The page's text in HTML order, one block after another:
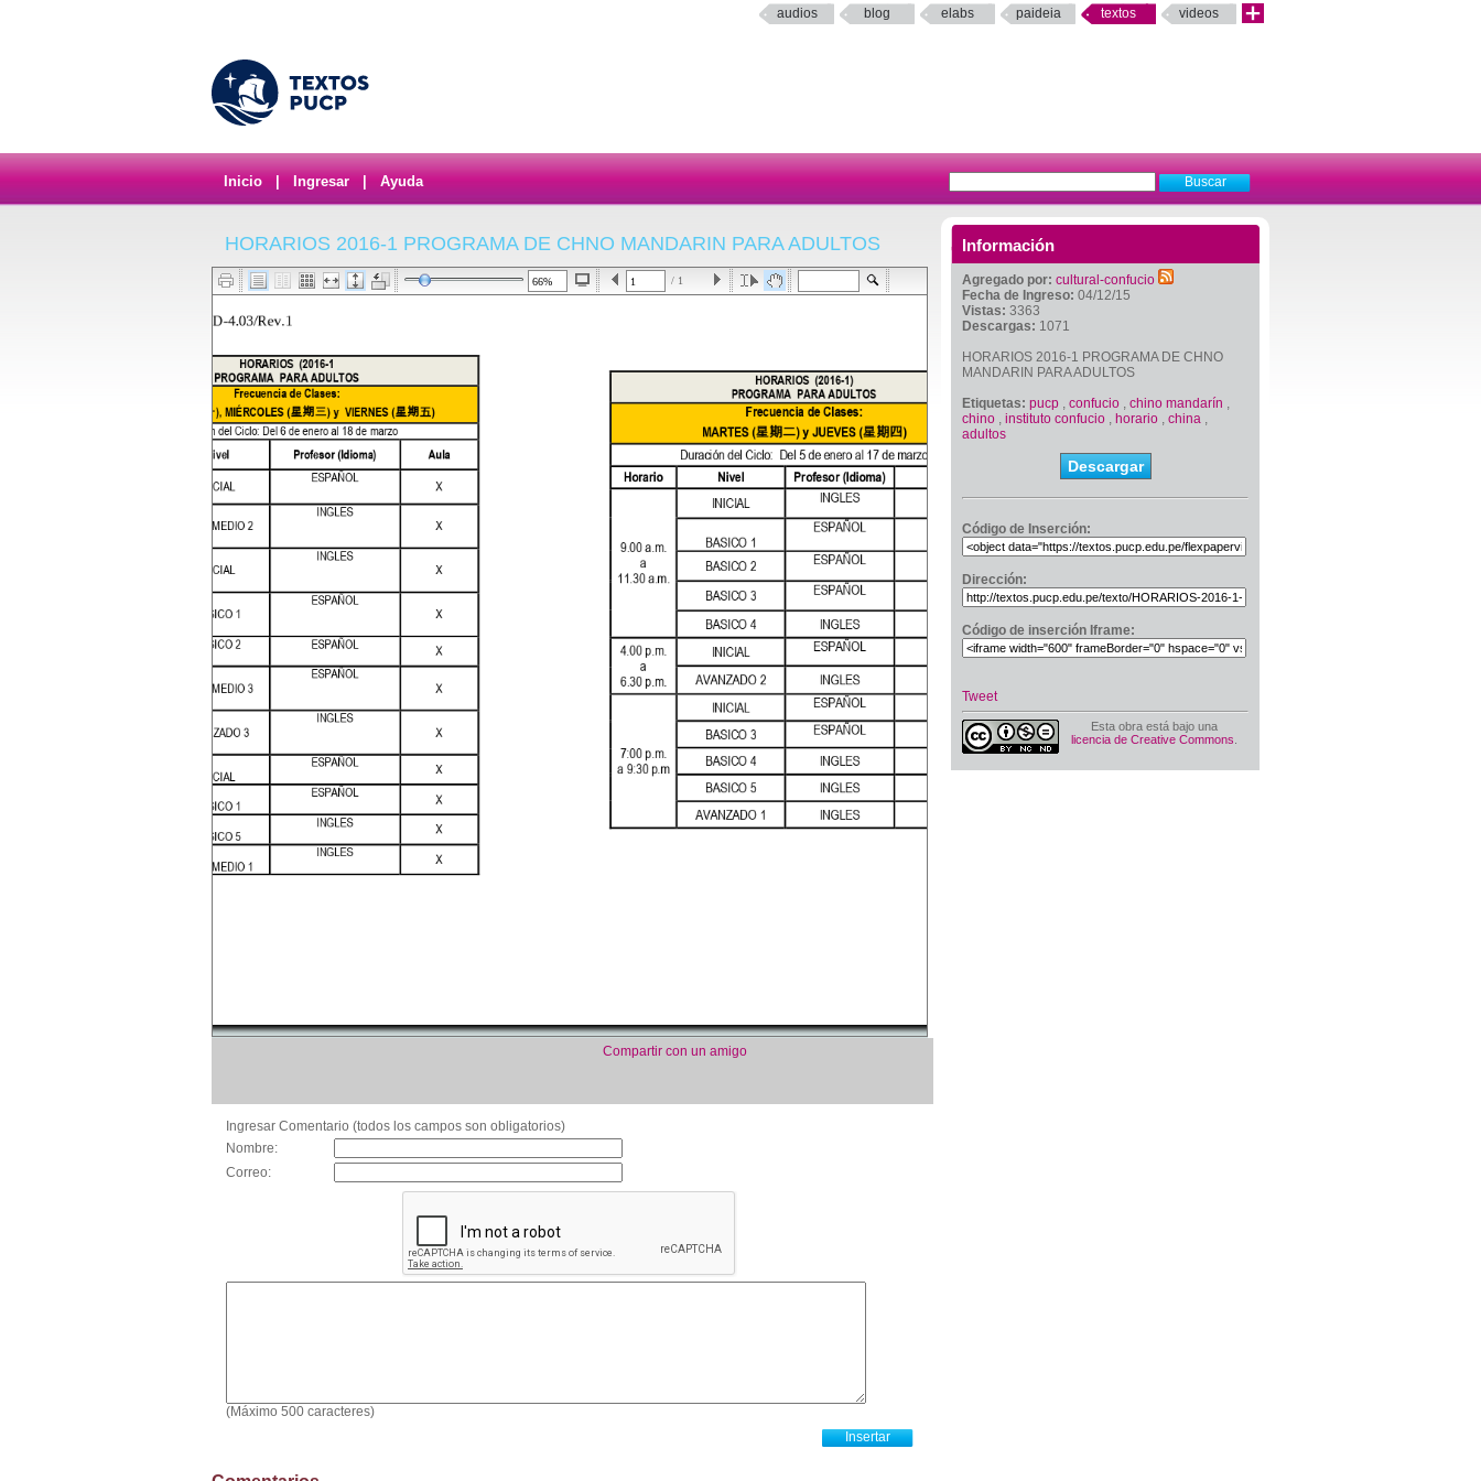
audios blog elabs paideia textos videos
Inicio Ingresar Ayuda
Información
Agregado por: cultural-confucio
Fecha de Ingreso: 04/12/15
Vistas: 3363
Descargas: 1071
HORARIOS 2016-1 PROGRAMA DE CHNO
MANDARIN PARA ADULTOS
Etiquetas: pucp , confucio , chino mandarín ,
chino , instituto confucio , horario , china ,
adultos
Descargar
Código de Inserción:
Dirección:
Código de inserción Iframe:
Tweet
Esta obra está bajo una
licencia de Creative Commons
HORARIOS 2016-1 PROGRAMA DE CHNO MANDARIN PARA ADULTOS
/ 1
Compartir con un amigo
Ingresar Comentario (todos los campos son obligatorios)
Nombre:
Correo:
(Máximo 500 caracteres)